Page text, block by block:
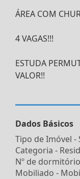
ÁREA COM
4 VAGAS!!!
ESTUDA
VALOR!!
Dados Básicos
Tipo de Imóvel -
Categoria -
Nº de
Mobiliado -